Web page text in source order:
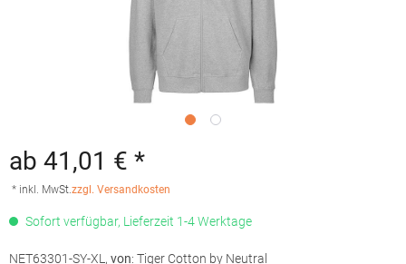
ab 41,01 € *
* inkl. MwSt.zzgl. Versandkosten
Sofort verfügbar, Lieferzeit 1-4 Werktage
NET63301-SY-XL , von: Tiger Cotton by Neutral